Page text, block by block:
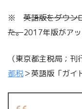
※ 英語版をダウン
た。2017年版がアッ
（東京都主税局；刊
都税＞英語版「ガイ